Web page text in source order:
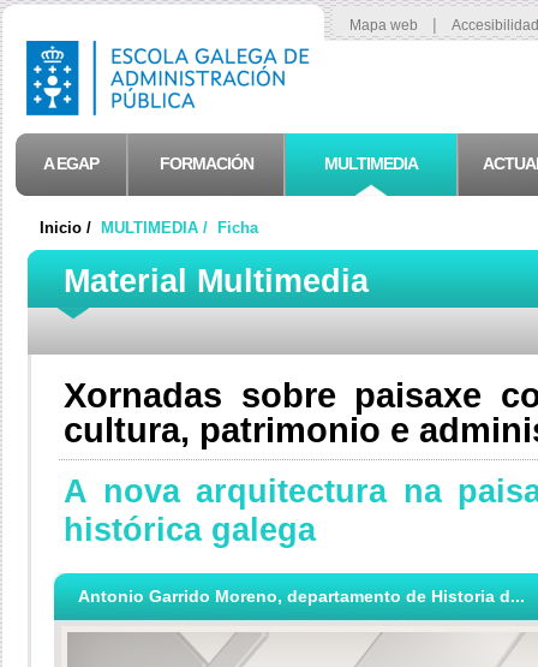
Mapa web |
A EGAP FORMACIÓN MULTIMEDIA
Inicio / MULTIMEDIA / Ficha
Material Multimedia
Xornadas sobre paisaxe
cultura, patrimonio e
A nova arquitectura na
histórica galega
Antonio Garrido Moreno, departamento de Historia d...